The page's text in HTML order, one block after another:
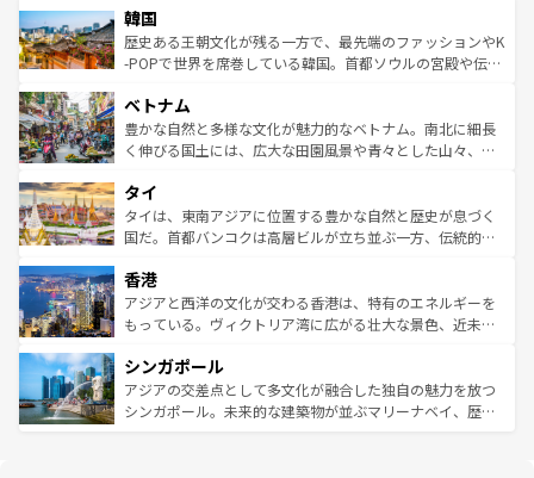
ワイを、存分に味わってほしい。 なお、新着のハワイ情報
はコンテンツ一覧を参照してほしい。
いる。アクティビティも充実しており、サーフィンやダイ
ビング、ハイキングなど、アウトドア好きにはたまらな
い。オーストラリアの多彩な魅力を存分に味わいつくそ
参照してほしい。
ン）、静ひつな山岳地帯である台湾東部など、都市の喧騒
と山間の静けさが共存しており、訪れる人に新しい発見と
驚きをもたらしてくれる。また、奥深い台湾の食文化も魅
容にもいいと評判のスイーツなど、バラエティ豊かな料理
が味わえる。 なお、新着の台湾情報は コンテンツ一覧を参
照してほしい。
韓国
歴史ある王朝文化が残る一方で、最先端のファッションやK
-POPで世界を席巻している韓国。首都ソウルの宮殿や伝統
き、地方に足を延ばせば四季折々の自然美を楽しむことが
できる。そして、キムチや焼肉、絶品のストリートフード
まで、さまざまな韓国料理が待っている。夜には、韓国な
リティに包まれながら、韓国の多彩な魅力を心ゆくまで味
わってみてほしい。 なお、新着の韓国情報はコンテンツ一
覧を参照してほしい。
ベトナム
豊かな自然と多様な文化が魅力的なベトナム。南北に細長
く伸びる国土には、広大な田園風景や青々とした山々、世
急速な発展と共に伝統が息づく。ハノイの古い町並みやホ
ーチミン市のフランス統治時代の建物も、独特の雰囲気を
醸し出している。また、バラエティの豊かさとおいしさで
とつ。フォーやバインミー、ベトナムコーヒーなどは、ぜ
ひ現地で味わいたい。どの地域を訪れてもあたたかい人々
が旅行者を迎えてくれるので、きっと忘れられない旅にな
参照してほしい。
タイ
タイは、東南アジアに位置する豊かな自然と歴史が息づく
国だ。首都バンコクは高層ビルが立ち並ぶ一方、伝統的な
の活気が交差している。北部ではチェンマイなどの山岳地
帯で自然と触れ合い、南部ではプーケットやクラビの美し
いビーチでリゾート気分を楽しむことができる。タイ料理
激する。気候は一年中温暖で、どの季節にも異なる楽しみ
が待っている。親しみやすいタイの人々、仏教を中心とし
た文化、そして多様な観光資源が、訪れる旅人を魅了し続
香港
アジアと西洋の文化が交わる香港は、特有のエネルギーを
もっている。ヴィクトリア湾に広がる壮大な景色、近未来
み、どこを訪れても感動するはず。観光スポットが密集し
ており、効率よく見どころを回れるのも魅力。息をのむよ
うな絶景から文化的な体験まで、香港を存分に楽しみ尽く
シンガポール
アジアの交差点として多文化が融合した独自の魅力を放つ
シンガポール。未来的な建築物が並ぶマリーナベイ、歴史